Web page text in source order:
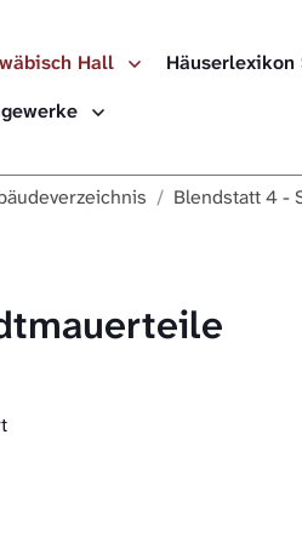
Hall
Häuserlexikon
Blendstatt 4 -